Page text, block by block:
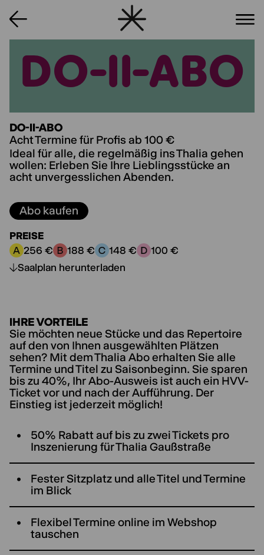
DO-II-ABO
DO-II-ABO
DO-II-ABO
Acht Termine für Profis ab 100 €
Ideal für alle, die regelmäßig ins Thalia gehen
wollen: Erleben Sie Ihre Lieblingsstücke an
acht unvergesslichen Abenden.
Abo kaufen
PREISE
Preiskategorie A:
256 €Preiskategorie B:
188 €Preiskategorie C:
148 €Preiskategorie D:
100 €
Saalplan herunterladen
IHRE VORTEILE
Sie möchten neue Stücke und das Repertoire
auf den von Ihnen ausgewählten Plätzen
sehen? Mit dem Thalia Abo erhalten Sie alle
Termine und Titel zu Saisonbeginn. Sie sparen
bis zu 40%, Ihr Abo-Ausweis ist auch ein HVV-
Ticket vor und nach der Aufführung. Der
Einstieg ist jederzeit möglich!
50% Rabatt auf bis zu zwei Tickets pro
Inszenierung für ThaIia Gaußstraße
Fester Sitzplatz und alle Titel und Termine
im Blick
Flexibel Termine online im Webshop
tauschen